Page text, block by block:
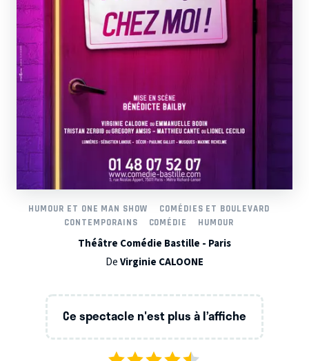
HUMOUR ET ONE MAN SHOW
COMÉDIES ET BOULEVARD
CONTEMPORAINS
COMÉDIE HUMOUR
Théâtre Comédie Bastille - Paris
DeVirginie CALOONE
Ce spectacle n'est plus à l’affiche